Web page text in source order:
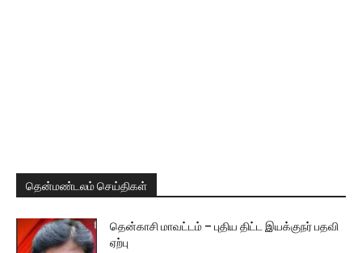
தென்மண்டலம் செய்திகள்
தென்காசி மாவட்டம் – புதிய திட்ட இயக்குநர் பதவி
ஏற்பு